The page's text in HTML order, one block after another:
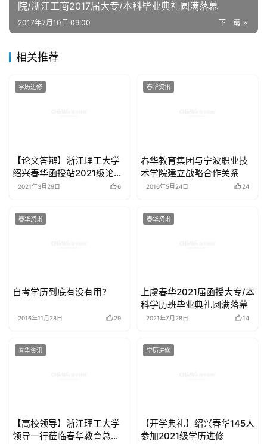
院/浙江工商2017届大专/本科毕业典礼圆满落幕
下一篇
2017年7月10日 09:00
相关推荐
学历进修
【论文答辩】浙江理工大学
绍兴春华函授站2021级论文
答辩
2021年3月29日 6
春华资讯
春华教育集团与宁波职业技
术学院建立战略合作关系
2016年5月24日 24
春华资讯
自考学历到底有没有用?
2016年11月28日 29
春华资讯
上虞春华2021届函授大专/本
科学历班毕业典礼圆满落幕
2021年7月28日 14
春华资讯
【高校领导】浙江理工大学
领导一行莅临春华教育总部
学历进修
【开学典礼】绍兴春华145人
参加2021级学历进修